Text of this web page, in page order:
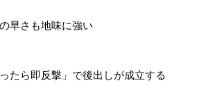
早さも地味に強い
たら即反撃」で後出しが成立する